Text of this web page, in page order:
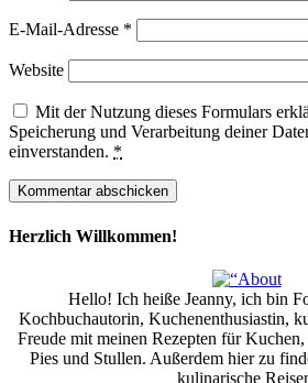
E-Mail-Adresse *
Website
Mit der Nutzung dieses Formulars
Speicherung und Verarbeitung deiner
einverstanden. *
Herzlich Willkommen!
Hello! Ich heiße Jeanny, ich bin
Kochbuchautorin, Kuchenenthusiastin,
Freude mit meinen Rezepten für Kuchen,
Pies und Stullen. Außerdem hier zu
kulinarische